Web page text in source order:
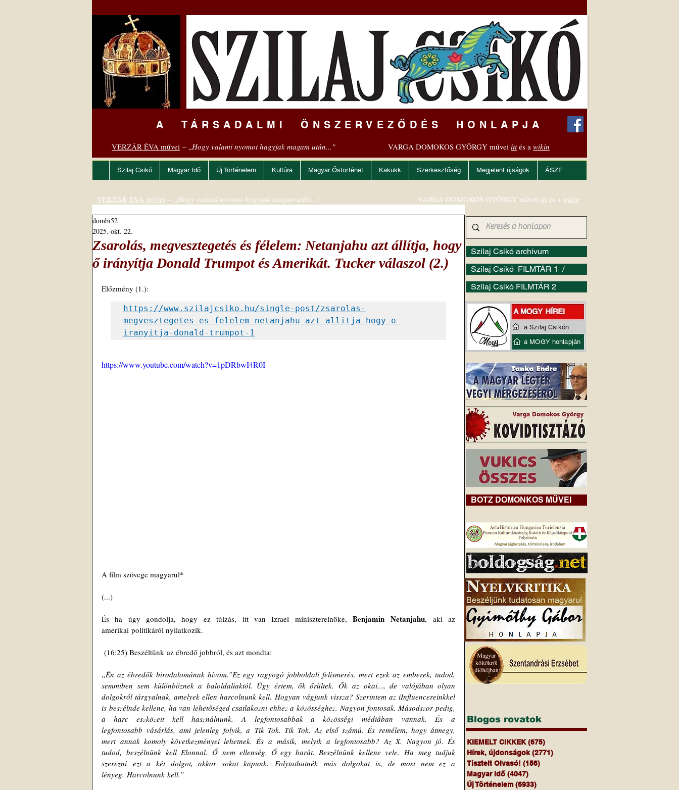
A TÁRSADALMI ÖNSZERVEZŐDÉS HONLAPJA
VERZÁR ÉVA művei – „Hogy valami nyomot hagyjak magam után..." VARGA DOMOKOS GYÖRGY művei ittés a wikin
Szilaj Csikó Magyar Idő Új Történelem Kultúra Magyar Őstörténet Kakukk Szerkesztőség Megjelent újságok ÁSZF
Zsarolás, megvesztegetés és félelem: Netanjahu azt állítja, hogy
ő irányítja Donald Trumpot és Amerikát. Tucker válaszol (2.)
dombi52
2025. okt. 22.
Előzmény (1.):
https://www.szilajcsiko.hu/single-post/zsarolas-
megvesztegetes-es-felelem-netanjahu-azt-allitja-hogy-o-
iranyitja-donald-trumpot-1
https://www.youtube.com/watch?v=1pDRbwI4R0I
A film szövege magyarul*
(...)
És ha úgy gondolja, hogy ez túlzás, itt van Izrael miniszterelnöke, Benjamin Netanjahu, aki az
amerikai politikáról nyilatkozik.
(16:25) Beszéltünk az ébredő jobbról, és azt mondta:
„Én az ébredők birodalomának hívom.”Ez egy ragyogó jobboldali felismerés. mert ezek az emberek, tudod,
semmiben sem különböznek a baloldaliaktól. Úgy értem, ők őrültek. Ők az okai..., de valójában olyan
dolgokról tárgyalnak, amelyek ellen harcolnunk kell. Hogyan vágjunk vissza? Szerintem az iInfluencereinkkel
is beszélnde kellene, ha van lehetőséged csatlakozni ehhez a közösséghez. Nagyon fontosak. Másodszor pedig,
a harc eszközeit kell használnunk. A legfontosabbak a közösségi médiában vannak. És a
legfontosabb vásárlás, ami jelenleg folyik, a Tik Tok. Tik Tok. Az első számú. És remélem, hogy átmegy,
mert annak komoly következményei lehetnek. És a másik, melyik a legfontosabb? Az X. Nagyon jó. És
tudod, beszélnünk kell Elonnal. Ő nem ellenség. Ő egy barát. Beszélnünk kellene vele. Ha meg tudjuk
szerezni ezt a két dolgot, akkor sokat kapunk. Folytathatnék más dolgokat is, de most nem ez a
lényeg. Harcolnunk kell.”
Szilaj Csikó archívum
Szilaj Csikó FILMTÁR 1 /
Szilaj Csikó FILMTÁR 2
VERZÁR ÉVA művei – „Hogy valami nyomot hagyjak magam után..." VARGA DOMOKOS GYÖRGY művei itt és a wikin
BOTZ DOMONKOS MŰVEI
Blogos rovatok
KIEMELT CIKKEK (675)
Hírek, újdonságok (2771)
Tisztelt Olvasó! (156)
Magyar Idő (4047)
Új Történelem (6933)
a Szilaj Csikón
a MOGY honlapján